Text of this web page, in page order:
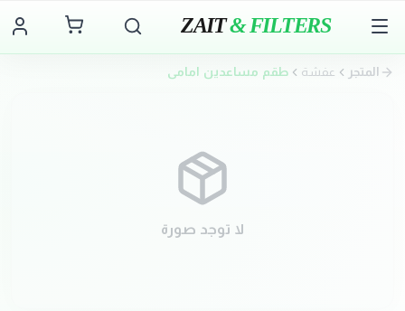
ZAIT& FILTERS
المتجر عفشة طقم مساعدين امامي
لا توجد صورة